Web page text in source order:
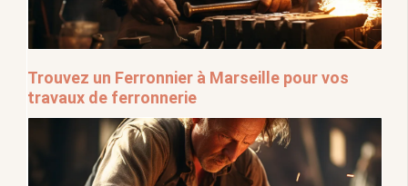
Trouvez un Ferronnier à Marseille pour vos
travaux de ferronnerie